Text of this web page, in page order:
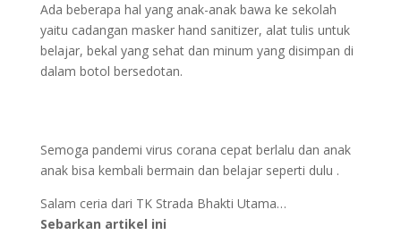
Ada beberapa hal yang anak-anak bawa ke sekolah
yaitu cadangan masker hand sanitizer, alat tulis untuk
belajar, bekal yang sehat dan minum yang disimpan di
dalam botol bersedotan.
Semoga pandemi virus corana cepat berlalu dan anak
anak bisa kembali bermain dan belajar seperti dulu .
Salam ceria dari TK Strada Bhakti Utama…
Sebarkan artikel ini